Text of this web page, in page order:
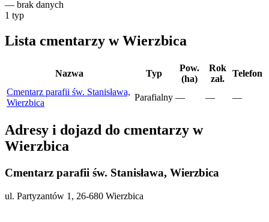
— brak danych
1 typ
Lista cmentarzy w Wierzbica
Nazwa Typ
Pow.
(ha)
Rok
zał.
Telefon
Cmentarz parafii św. Stanisława,
Wierzbica
Parafialny — — —
Adresy i dojazd do cmentarzy w
Wierzbica
Cmentarz parafii św. Stanisława, Wierzbica
ul. Partyzantów 1, 26-680 Wierzbica